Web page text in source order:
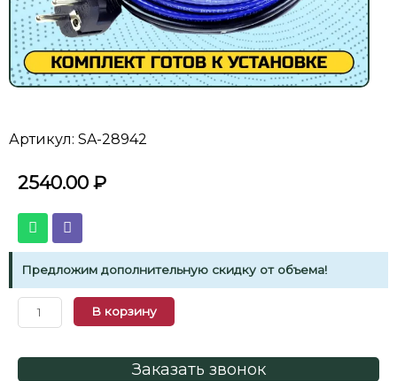
Артикул: SA-28942
2540.00 ₽
Предложим дополнительную скидку от объема!
В корзину
Заказать звонок